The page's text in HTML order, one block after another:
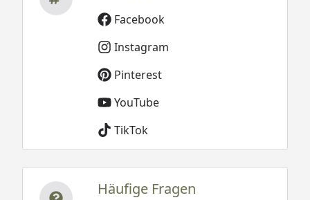
Facebook
Instagram
Pinterest
YouTube
TikTok
Häufige Fragen